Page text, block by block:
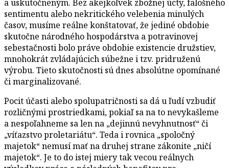
a uskutočneným. Bez akejkoľvek zbožnej úcty, falošného
sentimentu alebo nekritického velebenia minulých
časov, musíme reálne konštatovať, že jediné obdobie
skutočne národného hospodárstva a potravinovej
sebestačnosti bolo práve obdobie existencie družstiev,
mnohokrát zvládajúcich súbežne i tzv. pridruženú
výrobu. Tieto skutočnosti sú dnes absolútne opomínané
či marginalizované.
Pocit účasti alebo spolupatričnosti sa dá u ľudí vzbudiť
rozličnými prostriedkami, pokiaľ sa na to nevykašleme
a nespoľahneme sa len na „dejinnú nevyhnutnosť“ či
„víťazstvo proletariátu“. Teda i rovnica „spoločný
majetok“ nemusí mať na druhej strane zákonite „ničí
majetok“. Je to do istej miery tak vecou reálnych